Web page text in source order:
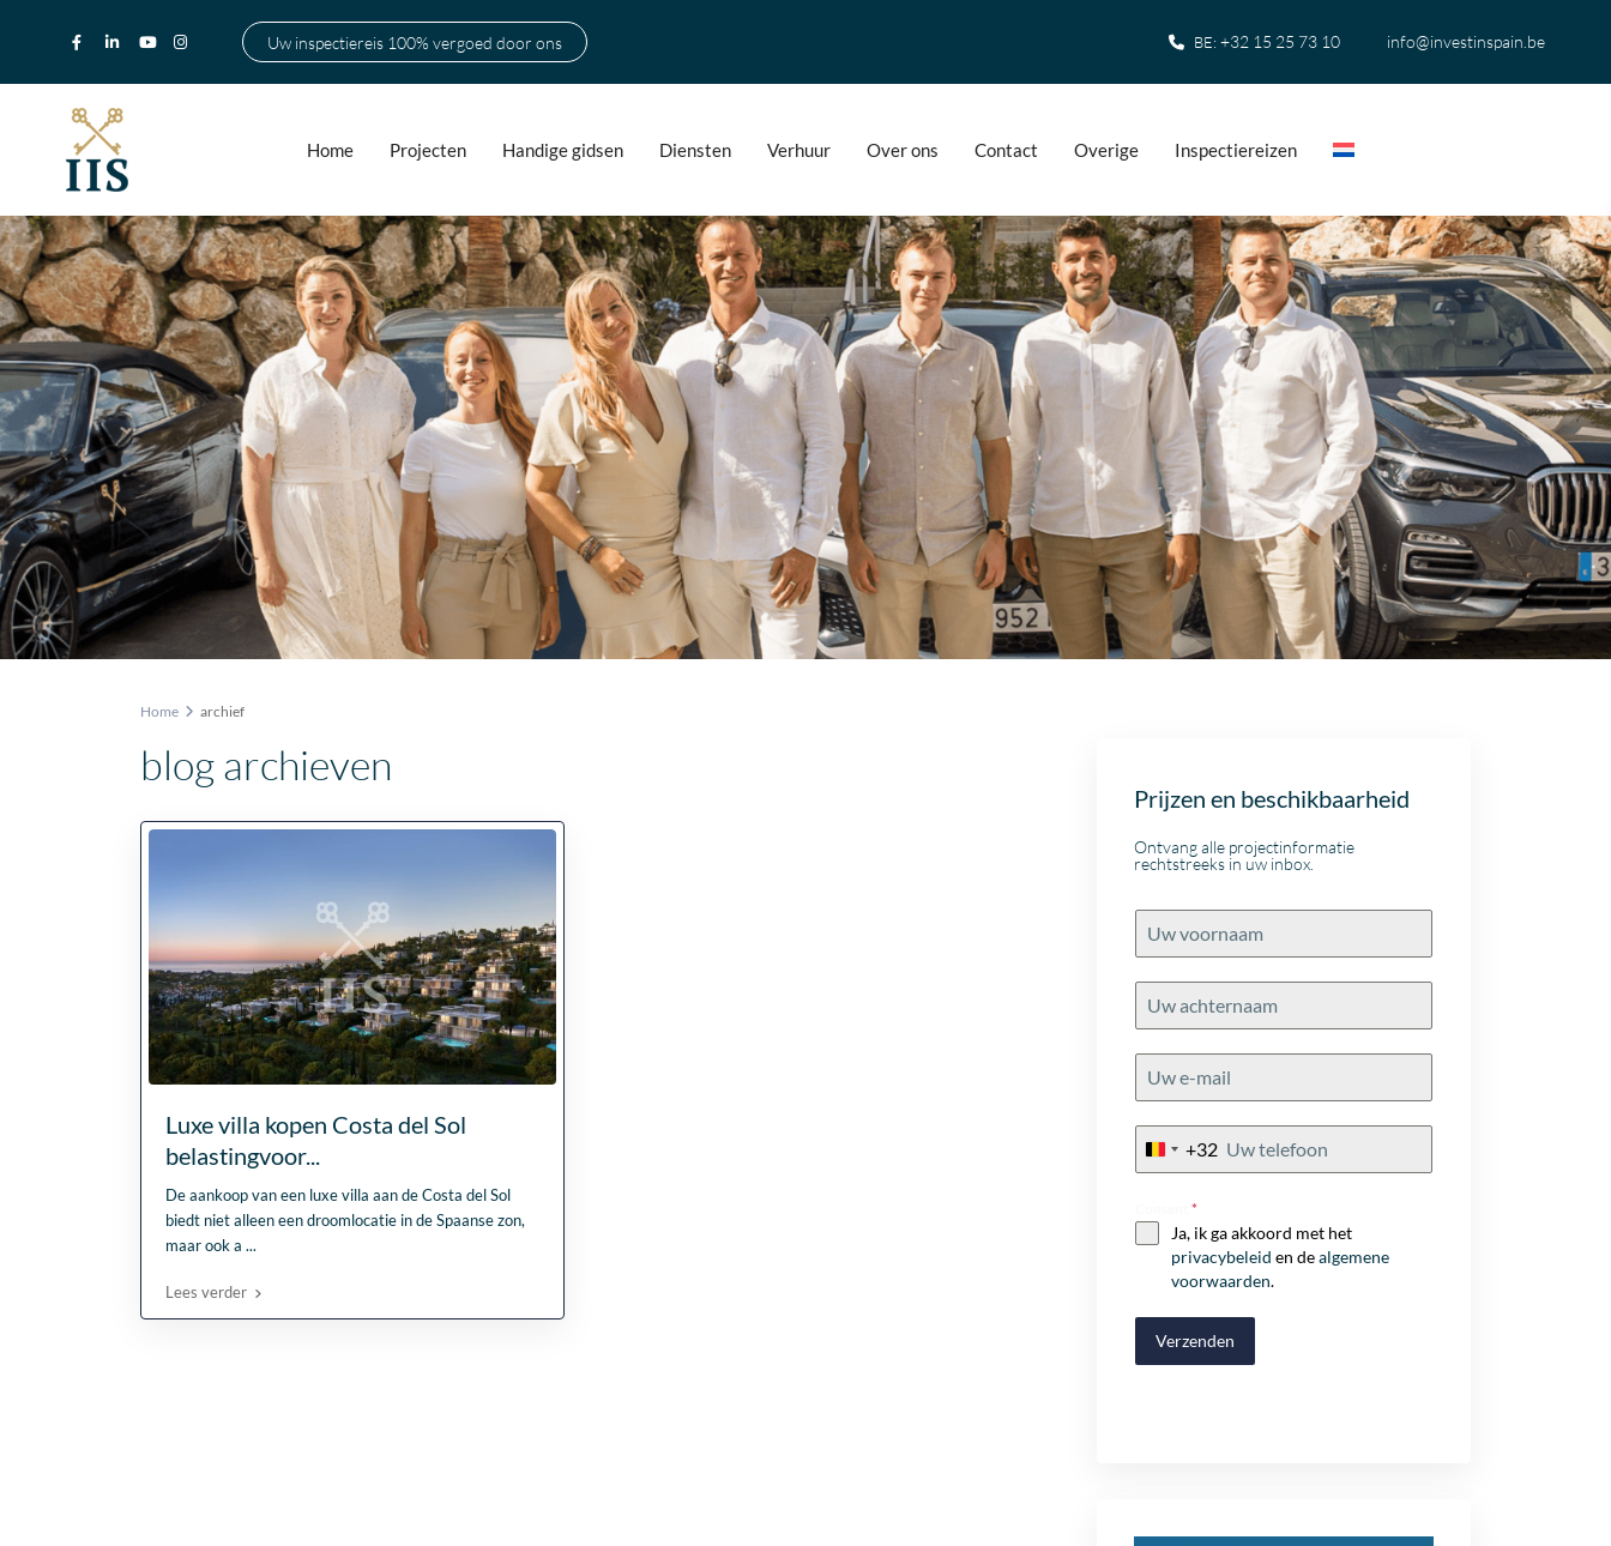
Uw inspectiereis 100% vergoed door ons BE:+32 15 25 73 10 info@investinspain.be
Home Projecten Handige gidsen Diensten Verhuur Over ons Contact Overige Inspectiereizen
Home archief
blog archieven
Luxe villa kopen Costa del Sol
belastingvoor...
De aankoop van een luxe villa aan de Costa del Sol
biedt niet alleen een droomlocatie in de Spaanse zon,
maar ook a ...
Lees verder
Prijzen en beschikbaarheid
Ontvang alle projectinformatie
rechtstreeks in uw inbox.
Belgium
+32
*
Ja, ik ga akkoord met het
privacybeleid en dealgemene
voorwaarden.
Verzenden